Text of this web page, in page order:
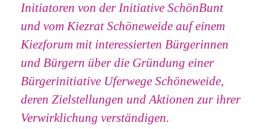
Initiatoren von der Initiative SchönBunt
und vom Kiezrat Schöneweide auf einem
Kiezforum mit interessierten Bürgerinnen
und Bürgern über die Gründung einer
Bürgerinitiative Uferwege Schöneweide,
deren Zielstellungen und Aktionen zur ihrer
Verwirklichung verständigen.